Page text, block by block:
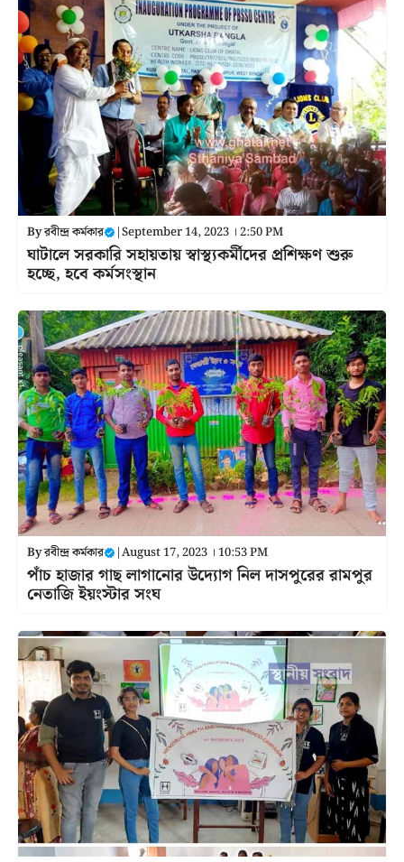
Byরবীন্দ্র কর্মকার |September 14, 2023 । 2:50 PM
ঘাটালে সরকারি সহায়তায় স্বাস্থ্যকর্মীদের প্রশিক্ষণ শুরু
হচ্ছে, হবে কর্মসংস্থান
Byরবীন্দ্র কর্মকার |August 17, 2023 । 10:53 PM
পাঁচ হাজার গাছ লাগানোর উদ্যোগ নিল দাসপুরের রামপুর
নেতাজি ইয়ংস্টার সংঘ